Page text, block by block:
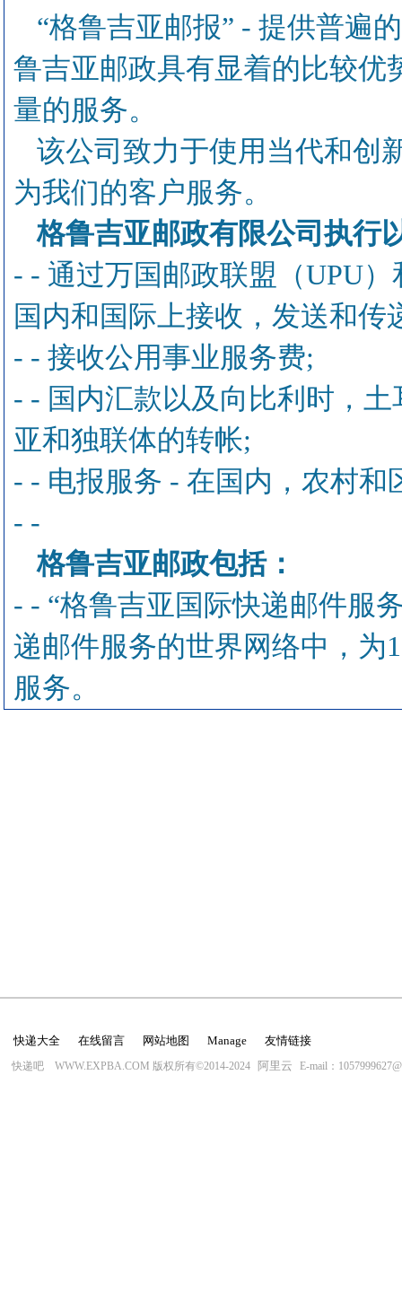
“格鲁吉亚邮报” - 提供普遍
鲁吉亚邮政具有显着的比较优
量的服务。
该公司致力于使用当代和创
为我们的客户服务。
格鲁吉亚邮政有限公司执行
- - 通过万国邮政联盟（UPU
国内和国际上接收，发送和
- - 接收公用事业服务费;
- - 国内汇款以及向比利时，
亚和独联体的转帐;
- - 电报服务 - 在国内，农村和
- -
格鲁吉亚邮政包括：
- - “格鲁吉亚国际快递邮件服
递邮件服务的世界网络中，为
服务。
快递大全 在线留言 网站地图 Manage 友情链接
快递吧 WWW.EXPBA.COM 版权所有©2014-2024 阿里云 E-mail：